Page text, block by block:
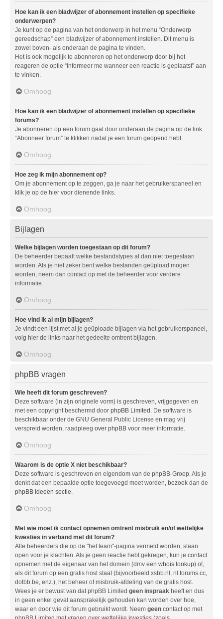
Hoe kan ik een bladwijzer of abonnement instellen op specifieke
onderwerpen?
Je kunt op de pagina van het onderwerp in het menu “Onderwerp
gereedschap” een bladwijzer of abonnement instellen. Dit menu is
zowel boven- als onderaan de pagina te vinden.
Het is ook mogelijk te abonneren op het onderwerp door bij het
reageren de optie “Informeer me wanneer een reactie is geplaatst” aan
te vinken.
Omhoog
Hoe kan ik een bladwijzer of abonnement instellen op specifieke
forums?
Je abonneren op een forum gaat door onderaan de pagina op de link
“Abonneer forum” te klikken nadat je een forum geopend hebt.
Omhoog
Hoe zeg ik mijn abonnement op?
Om je abonnement op te zeggen, ga je naar het gebruikerspaneel en
klik je op de hier voor dienende links.
Omhoog
Bijlagen
Welke bijlagen worden toegestaan op dit forum?
De beheerder bepaalt welke bestandstypes al dan niet toegestaan
worden. Als je niet zeker bent welke bestanden geüpload mogen
worden, neem dan contact op met de beheerder voor verdere
informatie.
Omhoog
Hoe vind ik al mijn bijlagen?
Je vindt een lijst met al je geüploade bijlagen via het gebruikerspaneel,
volg hier de links naar het gedeelte omtrent bijlagen.
Omhoog
phpBB vragen
Wie heeft dit forum geschreven?
Deze software (in zijn originele vorm) is geschreven, vrijgegeven en
met een copyright beschermd door phpBB Limited . De software is
beschikbaar onder de GNU General Public License en mag vrij
verspreid worden, raadpleeg over phpBB voor meer informatie.
Omhoog
Waarom is de optie X niet beschikbaar?
Deze software is geschreven en eigendom van de phpBB-Groep. Als je
denkt dat een bepaalde optie toegevoegd moet worden, bezoek dan de
phpBB Ideeën sectie.
Omhoog
Met wie moet ik contact opnemen omtrent misbruik en/of wettelijke
kwesties in verband met dit forum?
Alle beheerders die op de "het team"-pagina vermeld worden, staan
open voor je klachten. Als je geen reactie hebt gekregen, kun je contact
opnemen met de eigenaar van het domein (dmv een whois lookup) of,
als dit forum op een gratis host staat (bijvoorbeeld xsbb.nl, nl.forums.cc,
dotbb.be, enz.), het beheer of misbruik-afdeling van de gratis host.
Wees je er bewust van dat phpBB Limited geen inspraak heeft en dus
in geen enkel geval aansprakelijk gehouden kan worden over hoe,
waar en door wie dit forum gebruikt wordt. Neem geen contact op met